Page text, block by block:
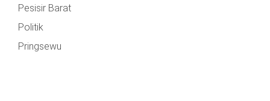
Pesisir Barat
Politik
Pringsewu